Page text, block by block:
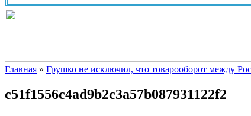
Главная » Грушко не исключил, что товарооборот между
c51f1556c4ad9b2c3a57b087931122f2